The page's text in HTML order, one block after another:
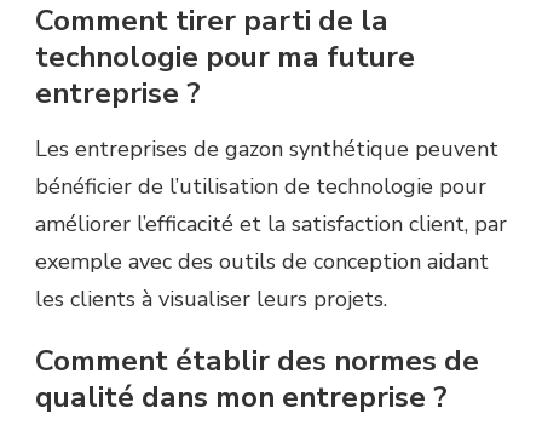
Comment tirer parti de la
technologie pour ma future
entreprise ?
Les entreprises de gazon synthétique peuvent
bénéficier de l’utilisation de technologie pour
améliorer l’efficacité et la satisfaction client, par
exemple avec des outils de conception aidant
les clients à visualiser leurs projets.
Comment établir des normes de
qualité dans mon entreprise ?